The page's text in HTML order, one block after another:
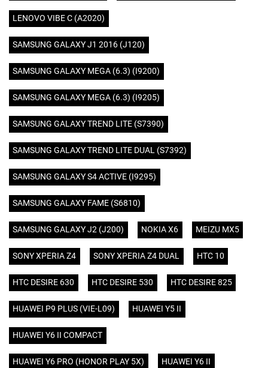
LENOVO VIBE C (A2020)
SAMSUNG GALAXY J1 2016 (J120)
SAMSUNG GALAXY MEGA (6.3) (I9200)
SAMSUNG GALAXY MEGA (6.3) (I9205)
SAMSUNG GALAXY TREND LITE (S7390)
SAMSUNG GALAXY TREND LITE DUAL (S7392)
SAMSUNG GALAXY S4 ACTIVE (I9295)
SAMSUNG GALAXY FAME (S6810)
SAMSUNG GALAXY J2 (J200) NOKIA X6 MEIZU MX5
SONY XPERIA Z4 SONY XPERIA Z4 DUAL HTC 10
HTC DESIRE 630 HTC DESIRE 530 HTC DESIRE 825
HUAWEI P9 PLUS (VIE-L09) HUAWEI Y5 II
HUAWEI Y6 II COMPACT
HUAWEI Y6 PRO (HONOR PLAY 5X) HUAWEI Y6 II